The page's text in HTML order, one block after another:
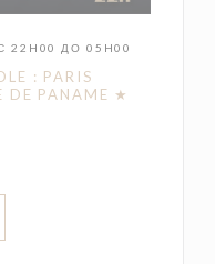
22H00 ДО 05H00
: PARIS
DE PANAME ★